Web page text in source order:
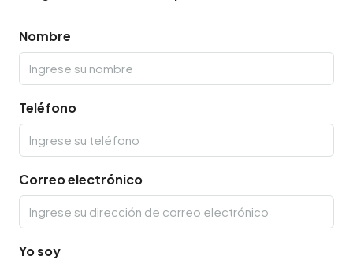
Nombre
Teléfono
Correo electrónico
Yo soy